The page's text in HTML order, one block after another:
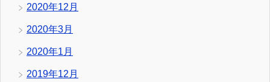
2020年12月
2020年3月
2020年1月
2019年12月